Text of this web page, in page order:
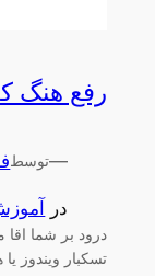
رفع هنگ
—توسط
در
درود بر شما اقا